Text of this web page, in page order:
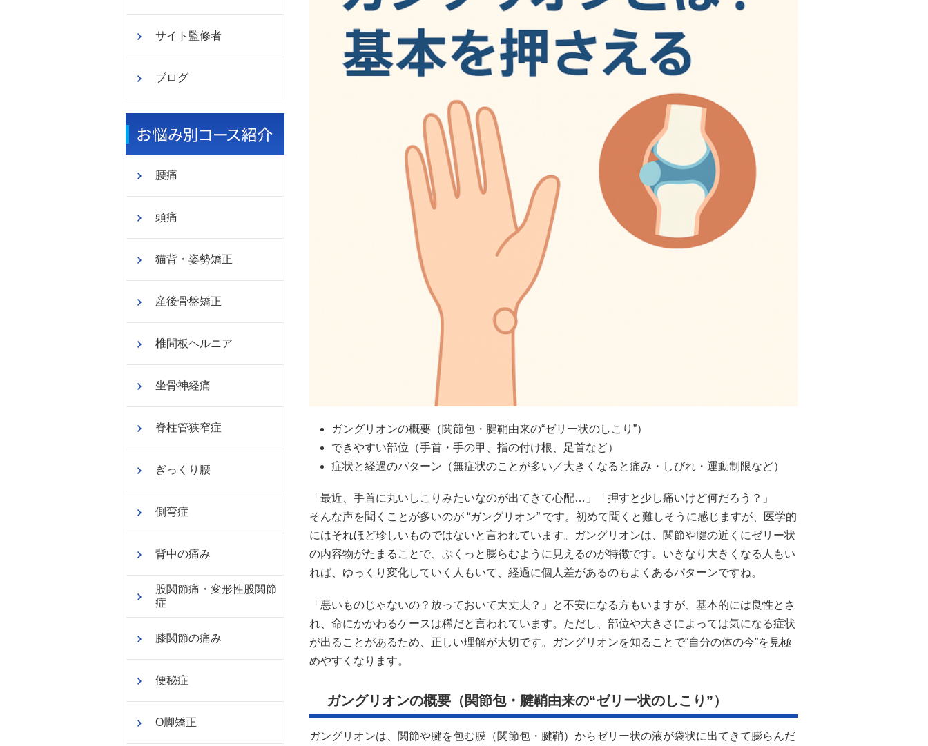
サイト監修者
ブログ
腰痛
頭痛
猫背・姿勢矯正
産後骨盤矯正
椎間板ヘルニア
坐骨神経痛
脊柱管狭窄症
ぎっくり腰
側弯症
背中の痛み
股関節痛・変形性股関節
症
膝関節の痛み
便秘症
O脚矯正
ガングリオンの概要（関節包・腱鞘由来の“ゼリー状のしこり”）
できやすい部位（手首・手の甲、指の付け根、足首など）
症状と経過のパターン（無症状のことが多い／大きくなると痛み・しびれ・運動制限など）
「最近、手首に丸いしこりみたいなのが出てきて心配…」「押すと少し痛いけど何だろう？」
そんな声を聞くことが多いのが “ガングリオン” です。初めて聞くと難しそうに感じますが、医学的
にはそれほど珍しいものではないと言われています。ガングリオンは、関節や腱の近くにゼリー状
の内容物がたまることで、ぷくっと膨らむように見えるのが特徴です。いきなり大きくなる人もい
れば、ゆっくり変化していく人もいて、経過に個人差があるのもよくあるパターンですね。
「悪いものじゃないの？放っておいて大丈夫？」と不安になる方もいますが、基本的には良性とさ
れ、命にかかわるケースは稀だと言われています。ただし、部位や大きさによっては気になる症状
が出ることがあるため、正しい理解が大切です。ガングリオンを知ることで“自分の体の今”を見極
めやすくなります。
ガングリオンの概要（関節包・腱鞘由来の“ゼリー状のしこり”）
ガングリオンは、関節や腱を包む膜（関節包・腱鞘）からゼリー状の液が袋状に出てきて膨らんだ